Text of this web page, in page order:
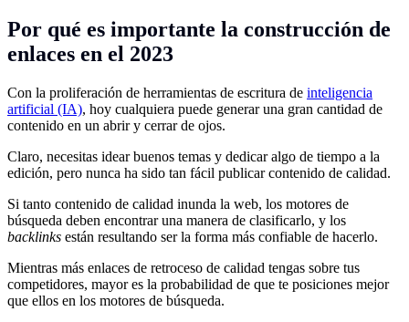
Por qué es importante la construcción de
enlaces en el 2023
Con la proliferación de herramientas de escritura de inteligencia
artificial (IA), hoy cualquiera puede generar una gran cantidad de
contenido en un abrir y cerrar de ojos.
Claro, necesitas idear buenos temas y dedicar algo de tiempo a la
edición, pero nunca ha sido tan fácil publicar contenido de calidad.
Si tanto contenido de calidad inunda la web, los motores de
búsqueda deben encontrar una manera de clasificarlo, y los
backlinks están resultando ser la forma más confiable de hacerlo.
Mientras más enlaces de retroceso de calidad tengas sobre tus
competidores, mayor es la probabilidad de que te posiciones mejor
que ellos en los motores de búsqueda.